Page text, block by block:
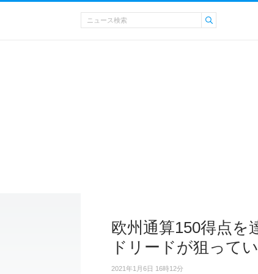
欧州通算150得点を
ドリードが狙って
2021年1月6日 16時12分